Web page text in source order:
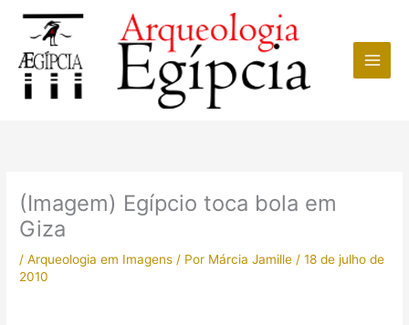
conteúdo
(Imagem) Egípcio toca bola em
Giza
/Arqueologia em Imagens / Por Márcia Jamille /18 de julho de
2010